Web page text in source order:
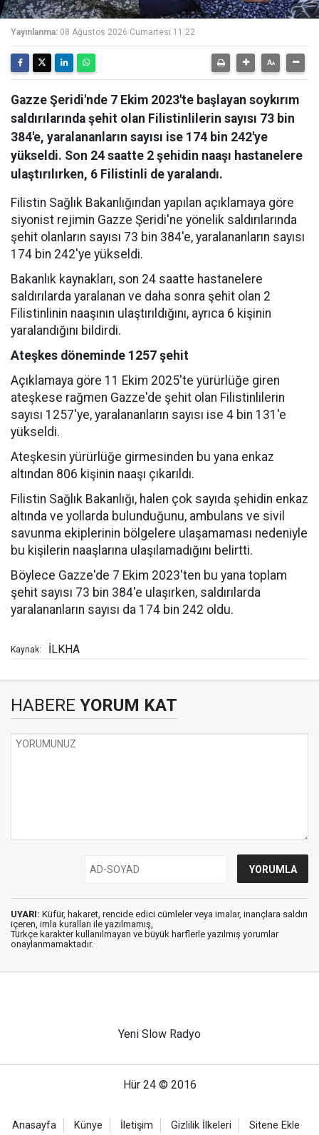
Yayınlanma: 08 Ağustos 2026 Cumartesi 11:22
Gazze Şeridi'nde 7 Ekim 2023'te başlayan soykırım
saldırılarında şehit olan Filistinlilerin sayısı 73 bin
384'e, yaralananların sayısı ise 174 bin 242'ye
yükseldi. Son 24 saatte 2 şehidin naaşı hastanelere
ulaştırılırken, 6 Filistinli de yaralandı.
Filistin Sağlık Bakanlığından yapılan açıklamaya göre
siyonist rejimin Gazze Şeridi'ne yönelik saldırılarında
şehit olanların sayısı 73 bin 384'e, yaralananların sayısı
174 bin 242'ye yükseldi.
Bakanlık kaynakları, son 24 saatte hastanelere
saldırılarda yaralanan ve daha sonra şehit olan 2
Filistinlinin naaşının ulaştırıldığını, ayrıca 6 kişinin
yaralandığını bildirdi.
Ateşkes döneminde 1257 şehit
Açıklamaya göre 11 Ekim 2025'te yürürlüğe giren
ateşkese rağmen Gazze'de şehit olan Filistinlilerin
sayısı 1257'ye, yaralananların sayısı ise 4 bin 131'e
yükseldi.
Ateşkesin yürürlüğe girmesinden bu yana enkaz
altından 806 kişinin naaşı çıkarıldı.
Filistin Sağlık Bakanlığı, halen çok sayıda şehidin enkaz
altında ve yollarda bulunduğunu, ambulans ve sivil
savunma ekiplerinin bölgelere ulaşamaması nedeniyle
bu kişilerin naaşlarına ulaşılamadığını belirtti.
Böylece Gazze'de 7 Ekim 2023'ten bu yana toplam
şehit sayısı 73 bin 384'e ulaşırken, saldırılarda
yaralananların sayısı da 174 bin 242 oldu.
Kaynak: İLKHA
HABERE YORUM KAT
UYARI: Küfür, hakaret, rencide edici cümleler veya imalar, inançlara saldırı
içeren, imla kuralları ile yazılmamış,
Türkçe karakter kullanılmayan ve büyük harflerle yazılmış yorumlar
onaylanmamaktadır.
Yeni Slow Radyo
Hür 24 © 2016
Anasayfa Künye İletişim Gizlilik İlkeleri Sitene Ekle